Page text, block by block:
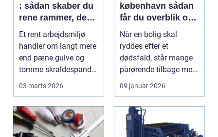
: sådan skaber du
rene rammer, der
kan mærkes på
bundlinjen
Et rent arbejdsmiljø
handler om langt mere
end pæne gulve og
tomme skraldespande.
Reng&...
03 marts 2026
københavn sådan
får du overblik og
professionel hjælp
Når en bolig skal
ryddes efter et
dødsfald, står mange
pårørende tilbage med
en stor praktisk
opgave...
09 januar 2026